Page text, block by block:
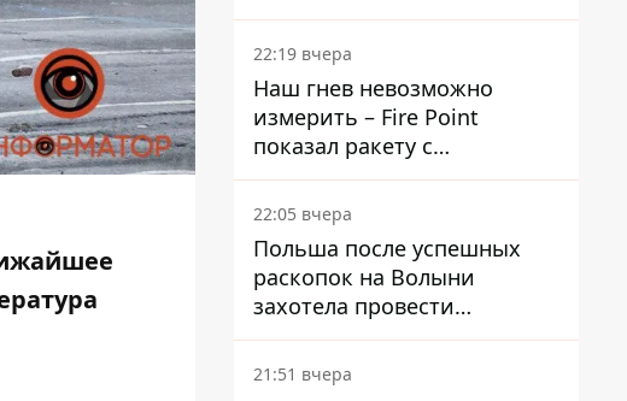
раскрыли детали
22:19 вчера
Наш гнев невозможно
измерить – Fire Point
показал ракету с
загадочной отметкой 723
22:05 вчера
Польша после успешных
раскопок на Волыни
захотела провести
эксгумацию в новых местах
21:51 вчера